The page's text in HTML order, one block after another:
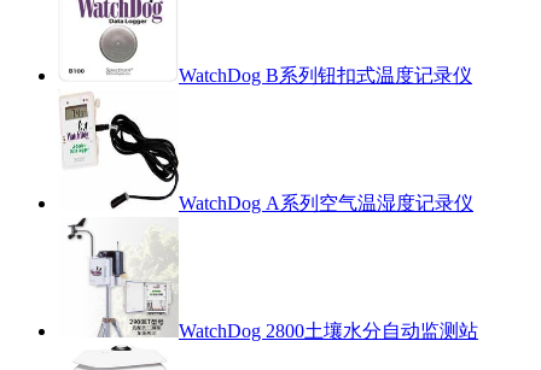
WatchDog B系列钮扣式温度记录仪
WatchDog A系列空气温湿度记录仪
WatchDog 2800土壤水分自动监测站